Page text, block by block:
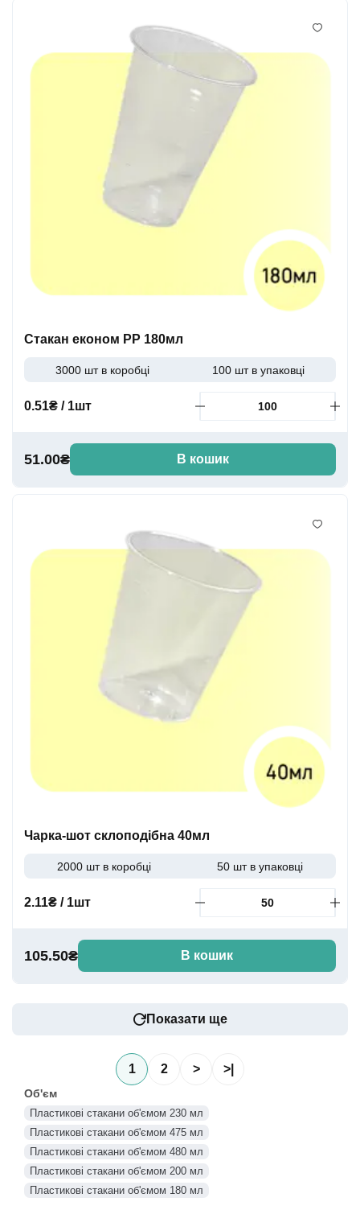
Стакан економ PP 180мл
3000 шт в коробці 100 шт в упаковці
0.51₴ / 1шт
51.00₴ В кошик
Чарка-шот склоподібна 40мл
2000 шт в коробці 50 шт в упаковці
2.11₴ / 1шт
105.50₴ В кошик
Показати ще
1 2 > >|
Об'єм
Пластикові стакани об'ємом 230 мл
Пластикові стакани об'ємом 475 мл
Пластикові стакани об'ємом 480 мл
Пластикові стакани об'ємом 200 мл
Пластикові стакани об'ємом 180 мл